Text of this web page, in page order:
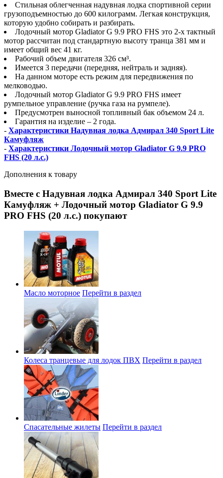
Стильная облегченная надувная лодка спортивной серии
грузоподъемностью до 600 килограмм. Легкая конструкция,
которую удобно собирать и разбирать.
Лодочный мотор Gladiator G 9.9 PRO FHS это 2-x тактный
мотор рассчитан под стандартную высоту транца 381 мм и
имеет общий вес 41 кг.
Рабочий объем двигателя 326 см³.
Имеется 3 передачи (передняя, нейтраль и задняя).
На данном моторе есть режим для передвижения по
мелководью.
Лодочный мотор Gladiator G 9.9 PRO FHS имеет
румпельное управление (ручка газа на румпеле).
Предусмотрен выносной топливный бак объемом 24 л.
Гарантия на изделие – 2 года.
- Характеристики Надувная лодка Адмирал 340 Sport Lite
Камуфляж
- Характеристики Лодочный мотор Gladiator G 9.9 PRO
FHS (20 л.с.)
Дополнения к товару
Вместе с Надувная лодка Адмирал 340 Sport Lite
Камуфляж + Лодочный мотор Gladiator G 9.9
PRO FHS (20 л.с.) покупают
Масло моторное Перейти в раздел
Колеса транцевые для лодок ПВХ Перейти в раздел
Спасательные жилеты Перейти в раздел